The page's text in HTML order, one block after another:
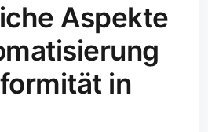
Aspekte
in